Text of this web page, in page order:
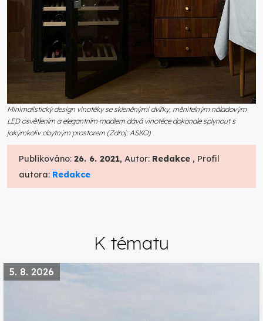
Minimalistický design vinotéky se skleněnými dvířky, měnitelným náladovým
LED osvětlením a elegantním madlem dává vinotéce dokonale splynout s
jakýmkoliv obytným prostorem (Zdroj: ASKO)
Publikováno: 26. 6. 2021, Autor: Redakce , Profil
autora: Redakce
K tématu
5. 8. 2026